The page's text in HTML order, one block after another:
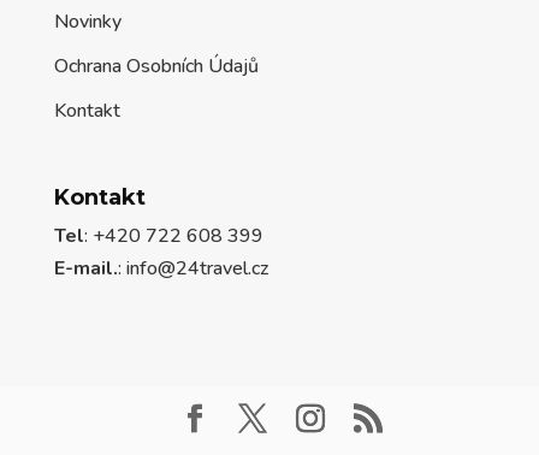
Novinky
Ochrana Osobních Údajů
Kontakt
Kontakt
Tel: +420 722 608 399
E-mail.: info@24travel.cz